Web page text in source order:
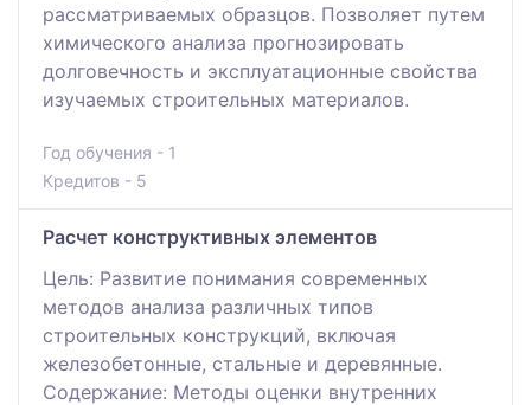
рассматриваемых образцов. Позволяет путем
химического анализа прогнозировать
долговечность и эксплуатационные свойства
изучаемых строительных материалов.
Год обучения - 1
Кредитов - 5
Расчет конструктивных элементов
Цель: Развитие понимания современных
методов анализа различных типов
строительных конструкций, включая
железобетонные, стальные и деревянные.
Содержание: Методы оценки внутренних